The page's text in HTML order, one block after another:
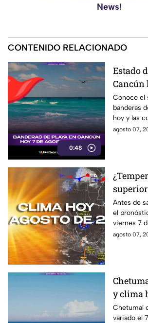
News!
CONTENIDO RELACIONADO
0:48
Estado
Cancún
de 2026:
de las
Conoce el
banderas
hoy y las
para este
agosto 07,
HOY,
agosto
Antes de
el
viernes 7
en
agosto 07,
y clima
de 2026.
Chetumal
variado el